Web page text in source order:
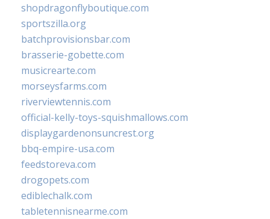
shopdragonflyboutique.com
sportszilla.org
batchprovisionsbar.com
brasserie-gobette.com
musicrearte.com
morseysfarms.com
riverviewtennis.com
official-kelly-toys-squishmallows.com
displaygardenonsuncrest.org
bbq-empire-usa.com
feedstoreva.com
drogopets.com
ediblechalk.com
tabletennisnearme.com